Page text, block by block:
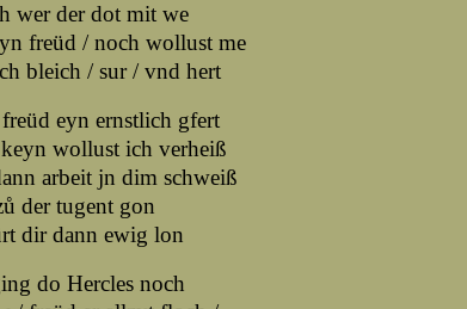
wer der dot mit we
freüd / noch wollust me
bleich / sur / vnd hert
eyn ernstlich gfert
wollust ich verheiß
arbeit jn dim schweiß
der tugent gon
dir dann ewig lon
do Hercles noch